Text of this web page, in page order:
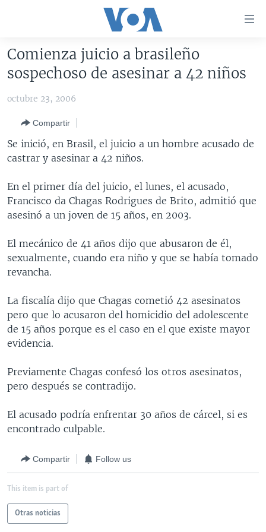
accesibilidad
contenido
Salte
navegador
principal
búsqueda
AMÉRICA DEL NORTE
EEUU
MÉXICO
HAITÍ
ELECCIONES EEUU 2024
ELECCIONES EEUU
VOTO DIVIDIDO
VOA VERIFICA
VOA VERIFICA UCRANIA/RUSIA
VOA VERIFICA INMIGRACIÓN
AMÉRICA LATINA
ARGENTINA
COLOMBIA
CHILE
ECUADOR
VENEZUELA
BRASIL
CHINA EN AMÉRICA LATINA
COSTA RICA
EL SALVADOR
HONDURAS
NICARAGUA
OTRAS SECCIONES
INMIGRACIÓN
MUNDO
ECONOMÍA
ENTRETENIMIENTO Y CULTURA
TECNOLOGÍA
DEPORTES
ESPECIALES DE LA VOA
UCRANIA
MULTIMEDIA
VIDEOS
FOTOGRAFÍA
AUDIOS
PROGRAMAS TV
EL MUNDO AL DÍA
FORO INTERAMERICANO
LAS CLAVES
RADIO
AVANCE INFORMATIVO
BUENOS DÍAS AMÉRICA
EL MUNDO AL DÍA [RADIO]
NOTA ECONÓMICA
ENTRETENIMIENTO
DIRECT
Learning English
SÍGANOS
Comienza juicio a brasileño
sospechoso de asesinar a 42 niños
octubre 23, 2006
Compartir
Se inició, en Brasil, el juicio a un hombre acusado de
castrar y asesinar a 42 niños.
En el primer día del juicio, el lunes, el acusado,
Francisco da Chagas Rodrigues de Brito, admitió que
asesinó a un joven de 15 años, en 2003.
El mecánico de 41 años dijo que abusaron de él,
sexualmente, cuando era niño y que se había tomado
revancha.
La fiscalía dijo que Chagas cometió 42 asesinatos
pero que lo acusaron del homicidio del adolescente
de 15 años porque es el caso en el que existe mayor
evidencia.
Previamente Chagas confesó los otros asesinatos,
pero después se contradijo.
El acusado podría enfrentar 30 años de cárcel, si es
encontrado culpable.
Compartir Follow us
This item is part of
Otras noticias